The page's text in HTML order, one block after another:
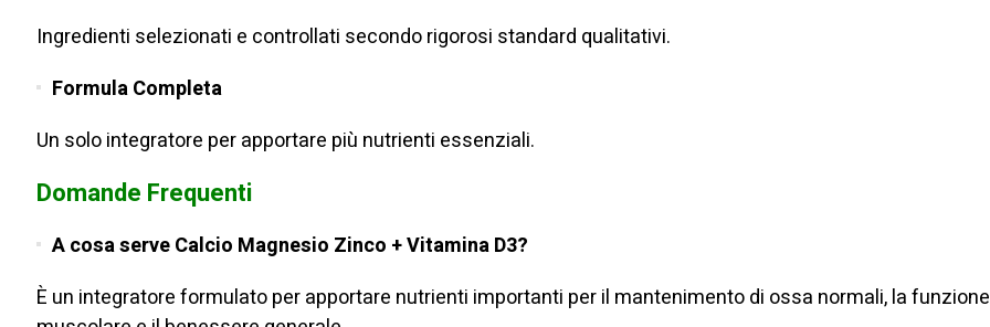
Ingredienti selezionati e controllati secondo rigorosi standard qualitativi.
Formula Completa
Un solo integratore per apportare più nutrienti essenziali.
Domande Frequenti
A cosa serve Calcio Magnesio Zinco + Vitamina D3?
È un integratore formulato per apportare nutrienti importanti per il mantenimento di ossa normali, la funzione